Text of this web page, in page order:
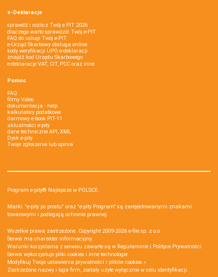
e-Deklaracje
sprawdź i rozlicz Twój e PIT 2026
dlaczego warto sprawdzić Twój e-PIT
FAQ do usługi Twój e-PIT
e-Urząd Skarbowy obsługa online
kody weryfikacji UPO e-deklaracji
znajdź kod Urzędu Skarbowego
e-deklaracje VAT, CIT, PCC oraz inne
Pomoc
FAQ
filmy Video
dokumentacja - help
kalkulatory podatkowe
darmowy e-book PIT-11
aktualności e-pity
dane techniczne API, XML
Dysk e-pity
Twoje zgłoszenie lub opinia
Program e-pity® Najlepsze w POLSCE.
Marki: "e-pity po prostu" oraz "e-pity Program" są zarejestrowanymi znakami
towarowymi i podlegają ochronie prawnej.
Wszelkie prawa zastrzeżone. Copyright 2009-2026 e-file sp. z o.o.
Serwis ma charakter informacyjny.
Warunki korzystania z serwisu zawarte są w Regulaminie i Polityce Prywatności.
Serwis wykorzystuje pliki cookies i inne technologie.
Modyfikuj Twoje ustawienia prywatności i plików cookies »
Zastrzeżone nazwy i loga firm, zostały użyte wyłącznie w celu identyfikacji.